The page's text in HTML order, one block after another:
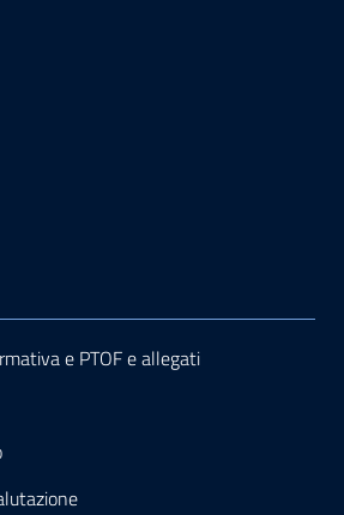
e PTOF e allegati